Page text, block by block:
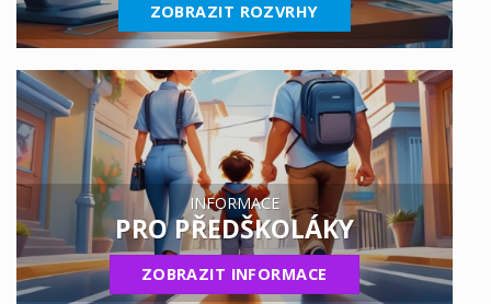
ZOBRAZIT ROZVRHY
INFORMACE
PRO PŘEDŠKOLÁKY
ZOBRAZIT INFORMACE